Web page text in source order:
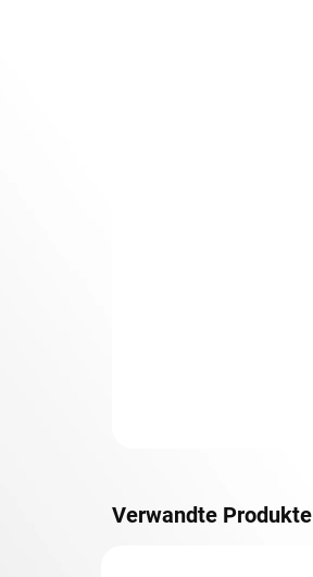
Verwandte Produkte